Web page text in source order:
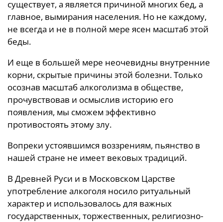
существует, а является причиной многих бед, а
главное, вымирания населения. Но не каждому,
не всегда и не в полной мере ясен масштаб этой
беды.
И еще в большей мере неочевидны внутренние
корни, скрытые причины этой болезни. Только
осознав масштаб алкоголизма в обществе,
прочувствовав и осмыслив историю его
появления, мы сможем эффективно
противостоять этому злу.
Вопреки устоявшимся воззрениям, пьянство в
нашей стране не имеет вековых традиций.
В Древней Руси и в Московском Царстве
употребление алкоголя носило ритуальный
характер и использовалось для важных
государственных, торжественных, религиозно-